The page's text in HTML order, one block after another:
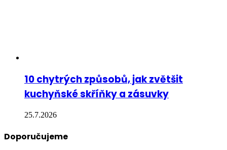
10 chytrých způsobů, jak zvětšit
kuchyňské skříňky a zásuvky
25.7.2026
Doporučujeme